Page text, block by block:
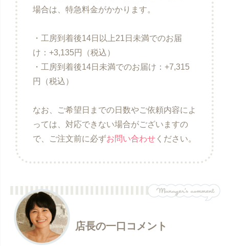
場合は、特急料金がかかります。
・工房到着後14日以上21日未満でのお届
け：+3,135円（税込）
・工房到着後14日未満でのお届け：+7,315
円（税込）
なお、ご希望日までの日数やご依頼内容によ
っては、対応できない場合がございますの
で、ご注文前に必ずお問い合わせください。
店長の一口コメント